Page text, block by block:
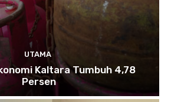
UTAMA
Kaltara Tumbuh 4,78
Persen